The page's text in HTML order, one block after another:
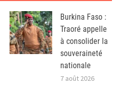
Burkina Faso :
Traoré appelle
à consolider la
souveraineté
nationale
7 août 2026